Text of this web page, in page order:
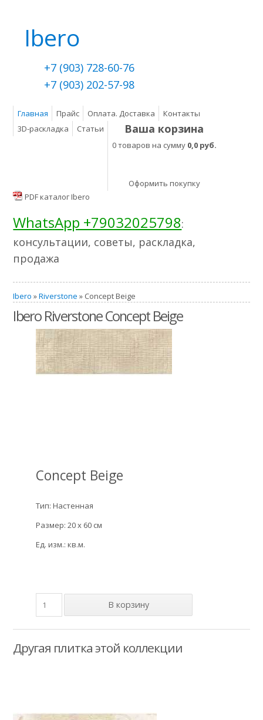
Ibero
+7 (903) 728-60-76
+7 (903) 202-57-98
Главная Прайс Оплата. Доставка
Контакты
3D-раскладка
Статьи Ваша корзина
0 товаров на сумму 0,0 руб.
Оформить покупку
PDF каталог Ibero
WhatsApp +79032025798:
консультации, советы, раскладка,
продажа
Ibero »Riverstone » Concept Beige
Ibero Riverstone Concept Beige
Concept Beige
Тип: Настенная
Размер: 20 x 60 см
Ед. изм.: кв.м.
Другая плитка этой коллекции